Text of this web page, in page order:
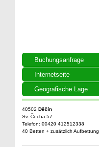
Buchungsanfrage
Internetseite
Geografische Lage
40502 Děčín
Sv. Čecha 57
Telefon: 00420 412512338
40 Betten + zusätzlich Aufbettung